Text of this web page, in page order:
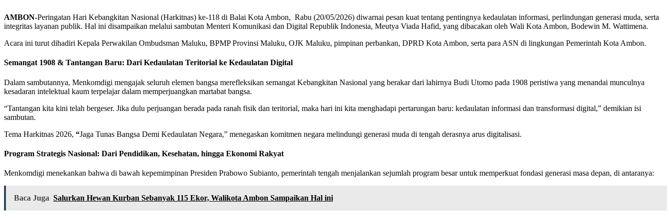
AMBON-Peringatan Hari Kebangkitan Nasional (Harkitnas) ke-118 di Balai Kota Ambon, Rabu (20/05/2026) diwarnai pesan kuat tentang pentingnya kedaulatan informasi, perlindungan generasi muda, serta
integritas layanan publik. Hal ini disampaikan melalui sambutan Menteri Komunikasi dan Digital Republik Indonesia, Meutya Viada Hafid, yang dibacakan oleh Wali Kota Ambon, Bodewin M. Wattimena.
Acara ini turut dihadiri Kepala Perwakilan Ombudsman Maluku, BPMP Provinsi Maluku, OJK Maluku, pimpinan perbankan, DPRD Kota Ambon, serta para ASN di lingkungan Pemerintah Kota Ambon.
Semangat 1908 & Tantangan Baru: Dari Kedaulatan Teritorial ke Kedaulatan Digital
Dalam sambutannya, Menkomdigi mengajak seluruh elemen bangsa merefleksikan semangat Kebangkitan Nasional yang berakar dari lahirnya Budi Utomo pada 1908 peristiwa yang menandai munculnya
kesadaran intelektual kaum terpelajar dalam memperjuangkan martabat bangsa.
“Tantangan kita kini telah bergeser. Jika dulu perjuangan berada pada ranah fisik dan teritorial, maka hari ini kita menghadapi pertarungan baru: kedaulatan informasi dan transformasi digital,” demikian isi
sambutan.
Tema Harkitnas 2026, “Jaga Tunas Bangsa Demi Kedaulatan Negara,” menegaskan komitmen negara melindungi generasi muda di tengah derasnya arus digitalisasi.
Program Strategis Nasional: Dari Pendidikan, Kesehatan, hingga Ekonomi Rakyat
Menkomdigi menekankan bahwa di bawah kepemimpinan Presiden Prabowo Subianto, pemerintah tengah menjalankan sejumlah program besar untuk memperkuat fondasi generasi masa depan, di antaranya:
Baca Juga Salurkan Hewan Kurban Sebanyak 115 Ekor, Walikota Ambon Sampaikan Hal ini